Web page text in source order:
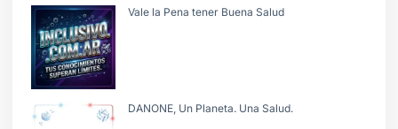
Vale la Pena tener Buena Salud
DANONE, Un Planeta. Una Salud.